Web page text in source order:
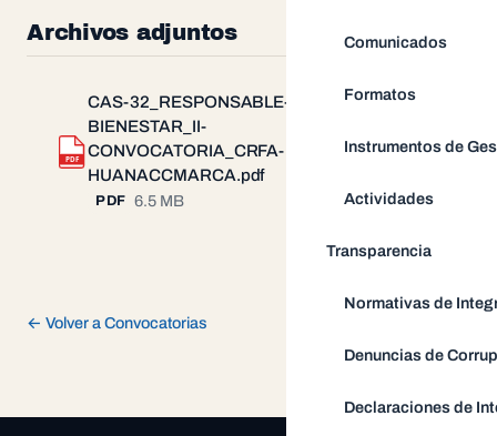
Comunicados
Formatos
Instrumentos de
Actividades
Transparencia
Normativas de
Denuncias de
Declaraciones de
Archivos adjuntos
PDF
CAS-32_RESPONSABLE-DE-
BIENESTAR_II-
CONVOCATORIA_CRFA-
HUANACCMARCA.pdf
PDF 6.5 MB
Descargar
← Volver a Convocatorias